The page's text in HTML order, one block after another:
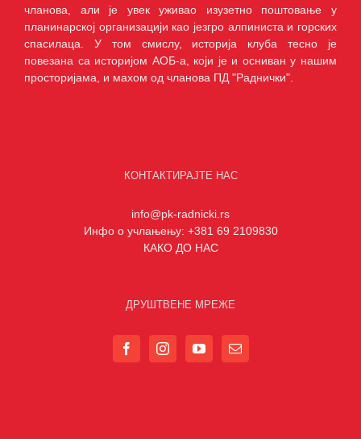
чланова, али је увек уживао изузетно поштовање у
планинарској организацији као језгро алпиниста и горских
спасилаца. У том смислу, историја клуба тесно је
повезана са историјом АОБ-а, који је и осниван у нашим
просторијама, и махом од чланова ПД "Раднички".
КОНТАКТИРАЈТЕ НАС
info@pk-radnicki.rs
Инфо о учлањењу: +381 69 2109830
КАКО ДО НАС
ДРУШТВЕНЕ МРЕЖЕ